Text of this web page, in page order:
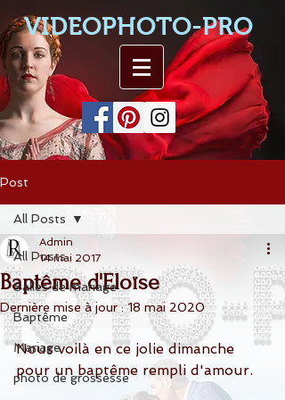
VIDEOPHOTO-PRO
Post
All Posts
Salles de mariage
Baptême
Mariage
photo de grossesse
All Posts
Baptême d'Eloïse
Admin
14 mai 2017
Dernière mise à jour :18 mai 2020
Nous voilà en ce jolie dimanche
pour un baptême rempli d'amour.